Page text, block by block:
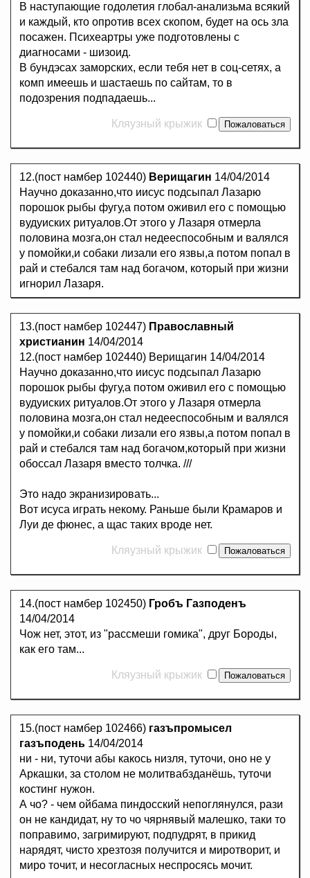
В наступающие годолетия глобал-анализьма всякий
и каждый, кто опротив всех скопом, будет на ось зла
посажен. Психеартры уже подготовлены с
диагносами - шизоид.
В бундэсах заморских, если тебя нет в соц-сетях, а
комп имеешь и шастаешь по сайтам, то в
подозрения подпадаешь...
Кляузный крыжик
12.(пост намбер 102440) Верищагин 14/04/2014
Научно доказанно,что иисус подсыпал Лазарю
порошок рыбы фугу,а потом оживил его с помощью
вудуиских ритуалов.От этого у Лазаря отмерла
половина мозга,он стал недееспособным и валялся
у помойки,и собаки лизали его язвы,а потом попал в
рай и стебался там над богачом, который при жизни
игнорил Лазаря.
13.(пост намбер 102447) Православный
христианин 14/04/2014
12.(пост намбер 102440) Верищагин 14/04/2014
Научно доказанно,что иисус подсыпал Лазарю
порошок рыбы фугу,а потом оживил его с помощью
вудуиских ритуалов.От этого у Лазаря отмерла
половина мозга,он стал недееспособным и валялся
у помойки,и собаки лизали его язвы,а потом попал в
рай и стебался там над богачом,который при жизни
обоссал Лазаря вместо толчка. ///
Это надо экранизировать...
Вот исуса играть некому. Раньше были Крамаров и
Луи де фюнес, а щас таких вроде нет.
Кляузный крыжик
14.(пост намбер 102450) Гробъ Газподенъ
14/04/2014
Чож нет, этот, из "рассмеши гомика", друг Бороды,
как его там...
Кляузный крыжик
15.(пост намбер 102466) газъпромысел
газъподень 14/04/2014
ни - ни, туточи абы какось низля, туточи, оно не у
Аркашки, за столом не молитвабзданёшь, туточи
костинг нужон.
А чо? - чем ойбама пиндосский непоглянулся, рази
он не кандидат, ну то чо чярнявый малешко, таки то
поправимо, загримируют, подпудрят, в прикид
нарядят, чисто хрезтозя получится и миротворит, и
миро точит, и несогласных неспросясь мочит.